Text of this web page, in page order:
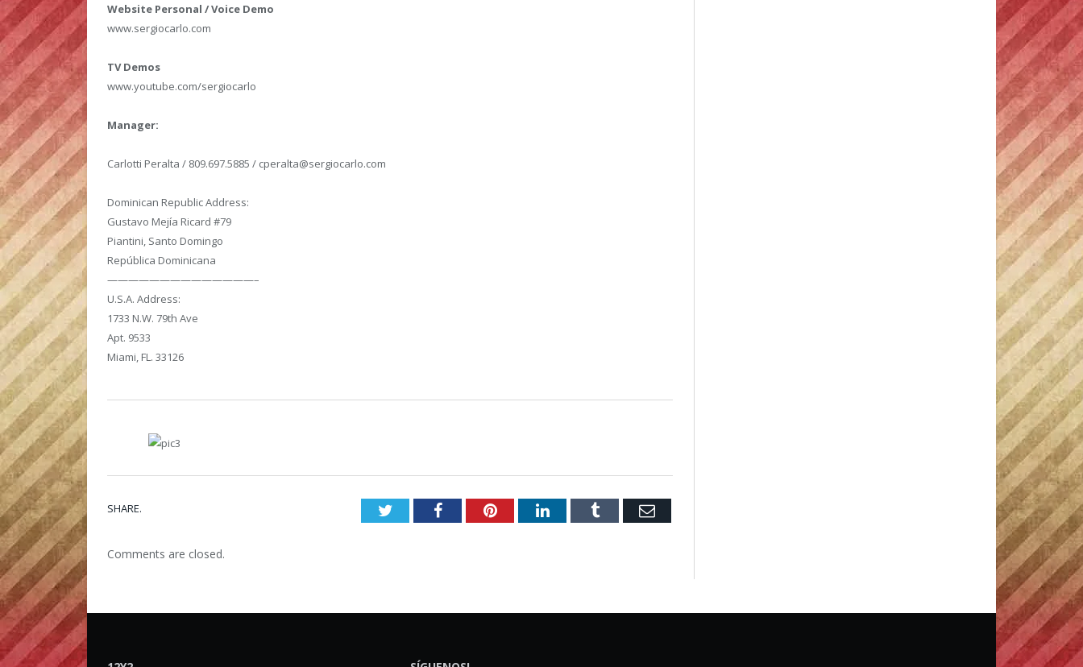
Website Personal / Voice Demo
www.sergiocarlo.com
TV Demos
www.youtube.com/sergiocarlo
Manager:
Carlotti Peralta / 809.697.5885 / cperalta@sergiocarlo.com
Dominican Republic Address:
Gustavo Mejía Ricard #79
Piantini, Santo Domingo
República Dominicana
——————————————–
U.S.A. Address:
1733 N.W. 79th Ave
Apt. 9533
Miami, FL. 33126
SHARE. TwitterFacebookPinterestLinkedInTumblr Email
Comments are closed.